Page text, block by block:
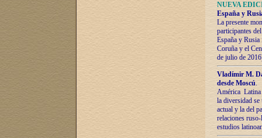
NUEVA
España y
La presente
participantes
España y
Coruña y el
de julio de
Vladímir М.
desde Moscú.
América Latina
la diversidad
actual у lа del
relaciones
estudios